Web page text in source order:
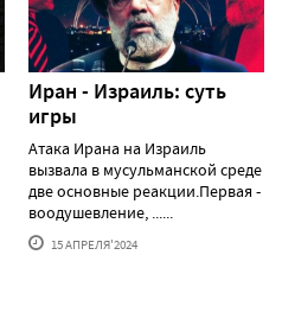
Иран - Израиль: суть
игры
Атака Ирана на Израиль
вызвала в мусульманской среде
две основные реакции.Первая -
воодушевление, ......
15 АПРЕЛЯ'2024